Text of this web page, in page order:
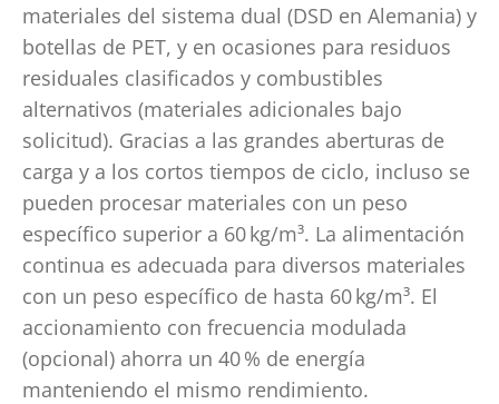
materiales del sistema dual (DSD en Alemania) y
botellas de PET, y en ocasiones para residuos
residuales clasificados y combustibles
alternativos (materiales adicionales bajo
solicitud). Gracias a las grandes aberturas de
carga y a los cortos tiempos de ciclo, incluso se
pueden procesar materiales con un peso
específico superior a 60kg/m³. La alimentación
continua es adecuada para diversos materiales
con un peso específico de hasta 60kg/m³. El
accionamiento con frecuencia modulada
(opcional) ahorra un 40% de energía
manteniendo el mismo rendimiento.